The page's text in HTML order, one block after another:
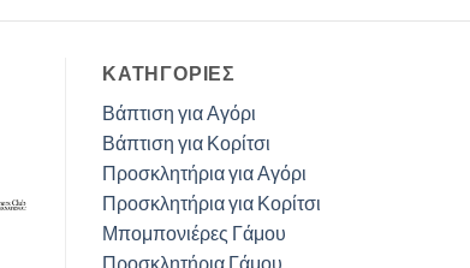
ΚΑΤΗΓΟΡΊΕΣ
Βάπτιση για Αγόρι
Βάπτιση για Κορίτσι
Προσκλητήρια για Αγόρι
Προσκλητήρια για Κορίτσι
Μπομπονιέρες Γάμου
Προσκλητήρια Γάμου